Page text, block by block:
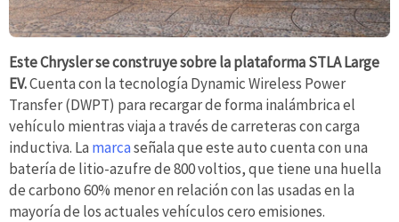
Este Chrysler se construye sobre la plataforma STLA Large
EV.Cuenta con la tecnología Dynamic Wireless Power
Transfer (DWPT) para recargar de forma inalámbrica el
vehículo mientras viaja a través de carreteras con carga
inductiva. La marcaseñala que este auto cuenta con una
batería de litio-azufre de 800 voltios, que tiene una huella
de carbono 60% menor en relación con las usadas en la
mayoría de los actuales vehículos cero emisiones.